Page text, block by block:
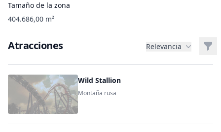
Tamaño de la zona
404.686,00 m²
Atracciones Relevancia
Wild Stallion
Montaña rusa